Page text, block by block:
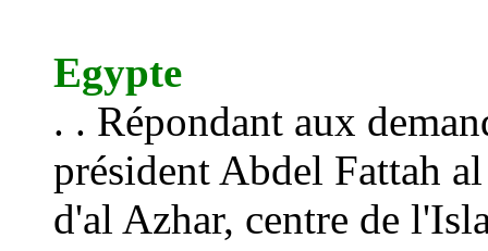
Egypte
. . Répondant aux
président Abdel Fattah
d'al Azhar, centre de